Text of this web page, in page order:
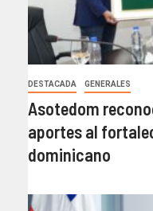
DESTACADA GENERALES
Asotedom
aportes al
dominicano